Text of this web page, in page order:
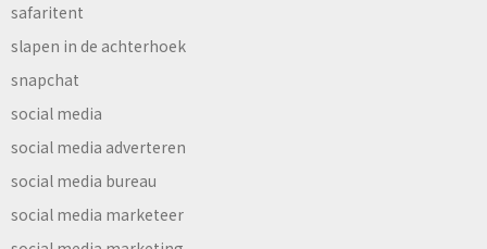
safaritent
slapen in de achterhoek
snapchat
social media
social media adverteren
social media bureau
social media marketeer